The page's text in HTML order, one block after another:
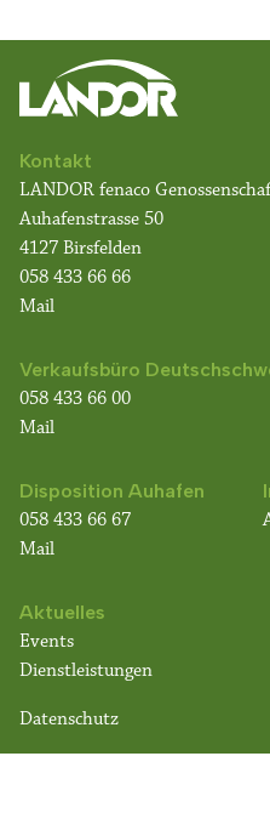
Kontakt
LANDOR fenaco
Auhafenstrasse 50
4127 Birsfelden
058 433 66 66
Mail
Verkaufsbüro
058 433 66 00
Mail
Disposition Auhafen
058 433 66 67
Mail
Aktuelles
Events
Dienstleistungen
Datenschutz